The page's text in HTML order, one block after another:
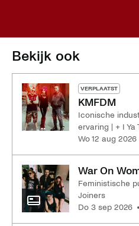
Bekijk ook
VERPLAATST
KMFDM
Iconische
ervaring | + I Ya
wo 12 aug 2026
War On
Feministische
Joiners
do 3 sep 2026